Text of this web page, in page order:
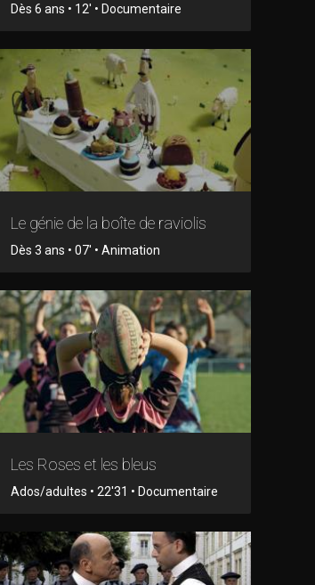
Dès 6 ans • 12' • Documentaire
Le génie de la boîte de raviolis
Dès 3 ans • 07' • Animation
Les Roses et les bleus
Ados/adultes • 22'31 • Documentaire